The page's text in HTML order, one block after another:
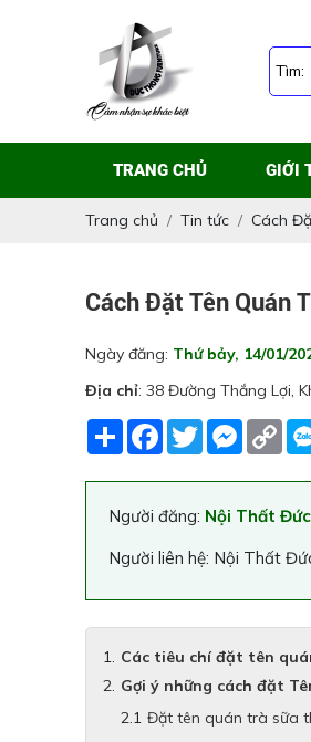
Tìm:
TRANG CHỦ GIỚI
Trang chủ Tin tức Cách
Cách Đặt Tên Quán
Ngày đăng: Thứ bảy, 14/01/
Địa chỉ: 38 Đường Thắng Lợi,
Share Facebook
Twitter
Link
Người đăng: Nội Thất
Người liên hệ: Nội Thất
Các tiêu chí đặt tên
Gợi ý những cách đặt
Đặt tên quán trà sữa